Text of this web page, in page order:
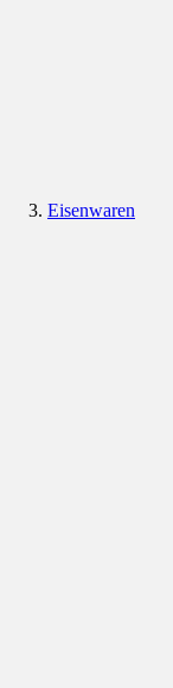
Eisenwaren